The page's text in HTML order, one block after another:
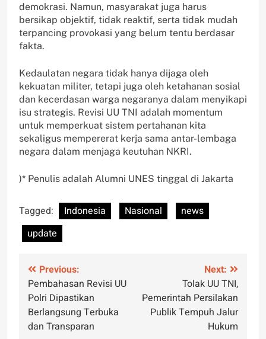
demokrasi. Namun, masyarakat juga harus
bersikap objektif, tidak reaktif, serta tidak mudah
terpancing provokasi yang belum tentu berdasar
fakta.
Kedaulatan negara tidak hanya dijaga oleh
kekuatan militer, tetapi juga oleh ketahanan sosial
dan kecerdasan warga negaranya dalam menyikapi
isu strategis. Revisi UU TNI adalah momentum
untuk memperkuat sistem pertahanan kita
sekaligus mempererat kerja sama antar-lembaga
negara dalam menjaga keutuhan NKRI.
)* Penulis adalah Alumni UNES tinggal di Jakarta
Tagged: Indonesia Nasional
news
update
Post
navigation
Previous:
Pembahasan Revisi UU
Polri Dipastikan
Berlangsung Terbuka
dan Transparan
Next:
Tolak UU TNI,
Pemerintah Persilakan
Publik Tempuh Jalur
Hukum